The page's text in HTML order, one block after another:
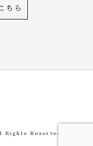
ちら
Rights Reserved.